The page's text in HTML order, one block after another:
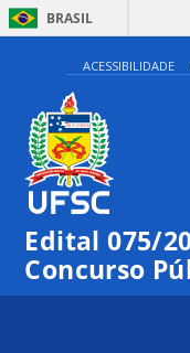
BRASIL
ACESSIBILIDADE
Edital 075/
Concurso